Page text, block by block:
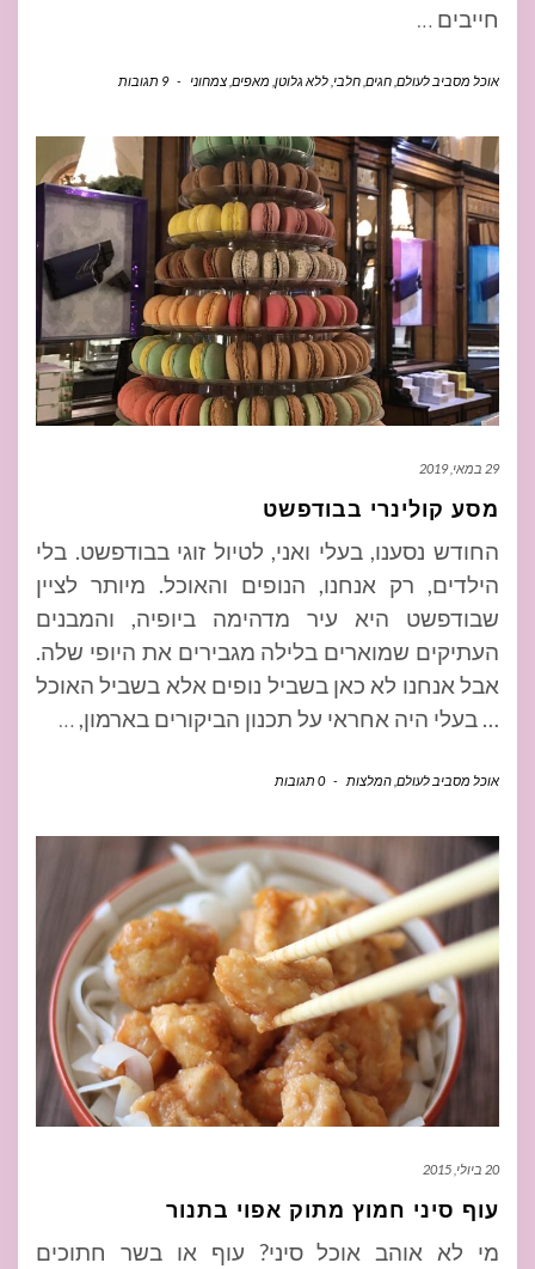
חייבים …
אוכל מסביב לעולם חגים חלבי ללא גלוטן מאפים צמחוני - 9 תגובות
29 במאי, 2019
מסע קולינרי בבודפשט
החודש נסענו, בעלי ואני, לטיול זוגי בבודפשט. בלי
הילדים, רק אנחנו, הנופים והאוכל. מיותר לציין
שבודפשט היא עיר מדהימה ביופיה, והמבנים
העתיקים שמוארים בלילה מגבירים את היופי שלה.
אבל אנחנו לא כאן בשביל נופים אלא בשביל האוכל
… בעלי היה אחראי על תכנון הביקורים בארמון, …
אוכל מסביב לעולם המלצות - 0 תגובות
20 ביולי, 2015
עוף סיני חמוץ מתוק אפוי בתנור
מי לא אוהב אוכל סיני? עוף או בשר חתוכים